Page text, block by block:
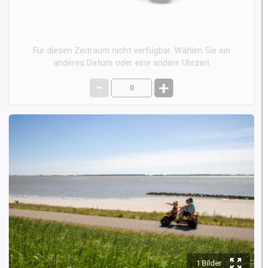
Für diesen Zeitraum nicht verfügbar. Wählen Sie ein
anderes Datum oder eine andere Uhrzeit
- +
1 Bilder y